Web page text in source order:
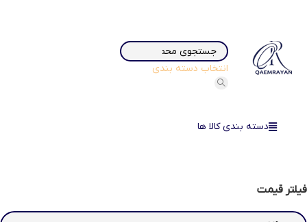
انتخاب دسته بندی
دسته بندی کالا ها
فیلتر قیمت